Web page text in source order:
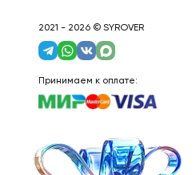
2021 - 2026 © SYROVER
Принимаем к оплате: